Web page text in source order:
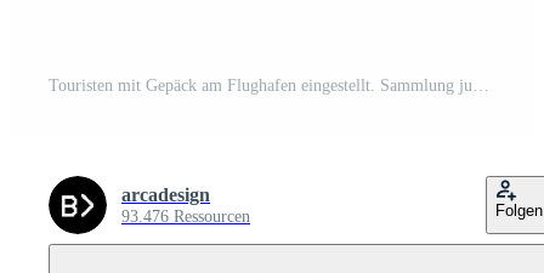
arcadesign
93.476 Ressourcen Folgen